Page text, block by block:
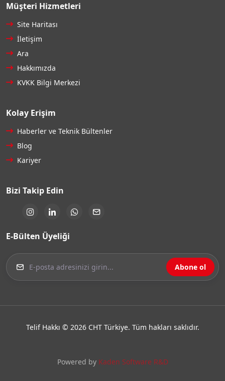
Müşteri Hizmetleri
Site Haritası
İletişim
Ara
Hakkımızda
KVKK Bilgi Merkezi
Kolay Erişim
Haberler ve Teknik Bültenler
Blog
Kariyer
Bizi Takip Edin
E-Bülten Üyeliği
Abone ol
Powered by Kaden Software R&D
Telif Hakkı © 2026 CHT Türkiye. Tüm hakları saklıdır.